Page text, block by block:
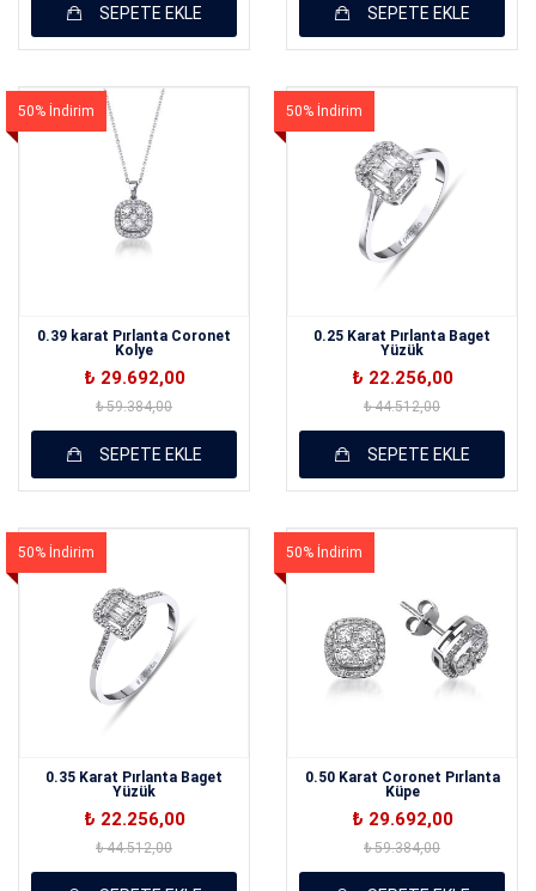
SEPETE EKLE SEPETE EKLE
50% İndirim
0.39 karat Pırlanta Coronet
Kolye
₺ 29.692,00
₺ 59.384,00
SEPETE EKLE
50% İndirim
0.25 Karat Pırlanta Baget
Yüzük
₺ 22.256,00
₺ 44.512,00
SEPETE EKLE
50% İndirim
0.35 Karat Pırlanta Baget
Yüzük
₺ 22.256,00
₺ 44.512,00
50% İndirim
0.50 Karat Coronet Pırlanta
Küpe
₺ 29.692,00
₺ 59.384,00